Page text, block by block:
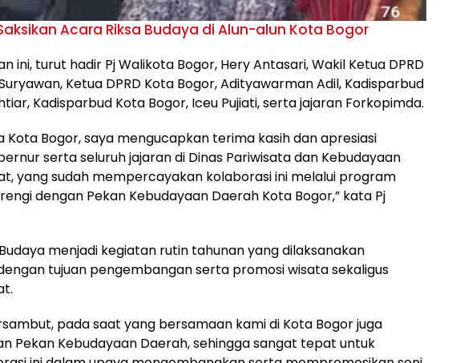
Acara Riksa Budaya di Alun-alun Kota Bogor
ini, turut hadir Pj Walikota Bogor, Hery Antasari, Wakil Ketua DPRD
Ketua DPRD Kota Bogor, Adityawarman Adil, Kadisparbud
Kadisparbud Kota Bogor, Iceu Pujiati, serta jajaran Forkopimda.
Kota Bogor, saya mengucapkan terima kasih dan apresiasi
serta seluruh jajaran di Dinas Pariwisata dan Kebudayaan
yang sudah mempercayakan kolaborasi ini melalui program
dengan Pekan Kebudayaan Daerah Kota Bogor,” kata Pj
menjadi kegiatan rutin tahunan yang dilaksanakan
tujuan pengembangan serta promosi wisata sekaligus
pada saat yang bersamaan kami di Kota Bogor juga
Pekan Kebudayaan Daerah, sehingga sangat tepat untuk